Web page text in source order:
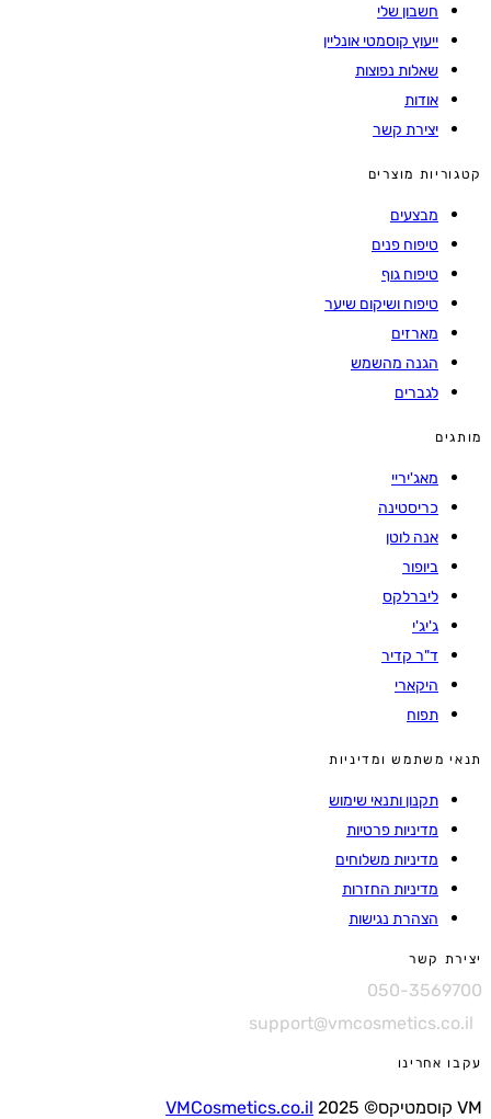
חשבון שלי
ייעוץ קוסמטי אונליין
שאלות נפוצות
אודות
יצירת קשר
קטגוריות מוצרים
מבצעים
טיפוח פנים
טיפוח גוף
טיפוח ושיקום שיער
מארזים
הגנה מהשמש
לגברים
מותגים
מאג'יריי
כריסטינה
אנה לוטן
ביופור
ליברלקס
ג'יג'י
ד"ר קדיר
היקארי
תפוח
תנאי משתמש ומדיניות
תקנון ותנאי שימוש
מדיניות פרטיות
מדיניות משלוחים
מדיניות החזרות
הצהרת נגישות
יצירת קשר
050-3569700
support@vmcosmetics.co.il
עקבו אחרינו
VM קוסמטיקס© 2025 VMCosmetics.co.il